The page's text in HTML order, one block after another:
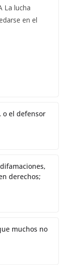
La lucha
en el
o el defensor
derechos;
muchos no